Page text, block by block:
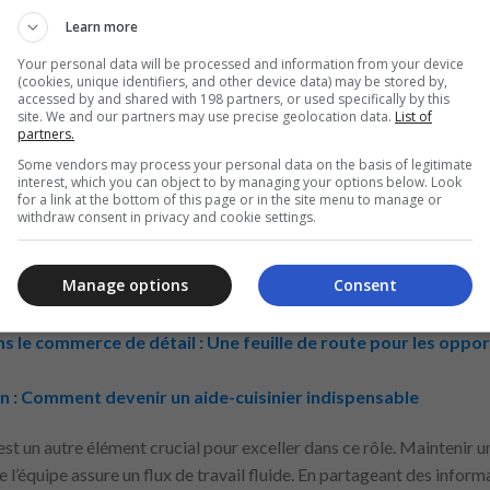
clientèle : Bien que votre rôle principal soit le nettoyage, il est
de les aider au besoin.
chez
nécessite plus que simplement
L’un des aspects clés est d’être proactif. Cela signifie
les nettoyer sans qu’on vous le demande. En étant observateur
vous montrez votre engagement à maintenir un
l’expérience d’achat des clients et refléter positivement votre
:
le commerce de détail : Une feuille de route pour les
: Comment devenir un aide-cuisinier indispensable
un autre élément crucial pour exceller dans ce rôle. Maintenir
l’équipe assure un flux de travail fluide. En partageant des
Learn more
Your personal data will be processed and information from your device
(cookies, unique identifiers, and other device data) may be stored by,
accessed by and shared with 198 partners, or used specifically by this
site. We and our partners may use precise geolocation data. List of
partners.
Some vendors may process your personal data on the basis of legitimate
interest, which you can object to by managing your options below. Look
for a link at the bottom of this page or in the site menu to manage or
withdraw consent in privacy and cookie settings.
Consent
Manage options